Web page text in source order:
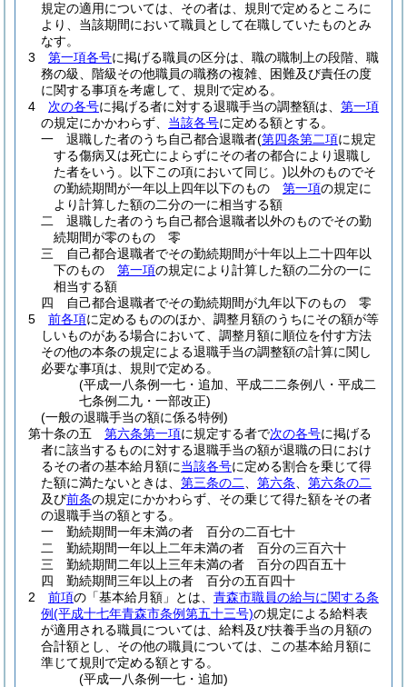
規定の適用については、その者は、規則で定めるところに
より、当該期間において職員として在職していたものとみ
なす。
3
第一項各号に掲げる職員の区分は、職の職制上の段階、職
務の級、階級その他職員の職務の複雑、困難及び責任の度
に関する事項を考慮して、規則で定める。
4
次の各号に掲げる者に対する退職手当の調整額は、 第一項
の規定にかかわらず、 当該各号に定める額とする。
一
退職した者のうち自己都合退職者(第四条第二項に規定
する傷病又は死亡によらずにその者の都合により退職し
た者をいう。以下この項において同じ。)以外のものでそ
の勤続期間が一年以上四年以下のもの 第一項の規定に
より計算した額の二分の一に相当する額
二
退職した者のうち自己都合退職者以外のものでその勤
続期間が零のもの 零
三
自己都合退職者でその勤続期間が十年以上二十四年以
下のもの 第一項の規定により計算した額の二分の一に
相当する額
四
自己都合退職者でその勤続期間が九年以下のもの 零
5
前各項に定めるもののほか、調整月額のうちにその額が等
しいものがある場合において、調整月額に順位を付す方法
その他の本条の規定による退職手当の調整額の計算に関し
必要な事項は、規則で定める。
(平成一八条例一七・追加、平成二二条例八・平成二
七条例二九・一部改正)
(一般の退職手当の額に係る特例)
第十条の五
第六条第一項に規定する者で次の各号に掲げる
者に該当するものに対する退職手当の額が退職の日におけ
るその者の基本給月額に当該各号に定める割合を乗じて得
た額に満たないときは、 第三条の二 第六条
第六条の二
及び前条の規定にかかわらず、その乗じて得た額をその者
の退職手当の額とする。
一
勤続期間一年未満の者 百分の二百七十
二
勤続期間一年以上二年未満の者 百分の三百六十
三
勤続期間二年以上三年未満の者 百分の四百五十
四
勤続期間三年以上の者 百分の五百四十
2
前項の「基本給月額」とは、 青森市職員の給与に関する条
例(平成十七年青森市条例第五十三号)の規定による給料表
が適用される職員については、給料及び扶養手当の月額の
合計額とし、その他の職員については、この基本給月額に
準じて規則で定める額とする。
(平成一八条例一七・追加)